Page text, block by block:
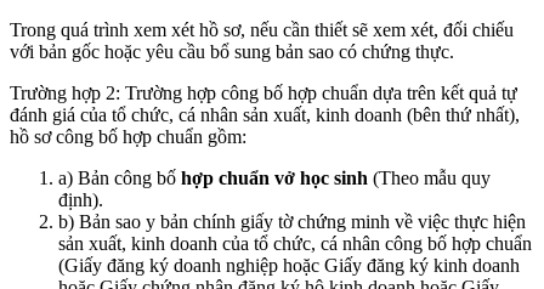
Trong quá trình xem xét hồ sơ, nếu cần thiết sẽ xem xét, đối chiếu
với bản gốc hoặc yêu cầu bổ sung bản sao có chứng thực.
Trường hợp 2: Trường hợp công bố hợp chuẩn dựa trên kết quả tự
đánh giá của tổ chức, cá nhân sản xuất, kinh doanh (bên thứ nhất),
hồ sơ công bố hợp chuẩn gồm:
a) Bản công bố hợp chuẩn vở học sinh (Theo mẫu quy
định).
b) Bản sao y bản chính giấy tờ chứng minh về việc thực hiện
sản xuất, kinh doanh của tổ chức, cá nhân công bố hợp chuẩn
(Giấy đăng ký doanh nghiệp hoặc Giấy đăng ký kinh doanh